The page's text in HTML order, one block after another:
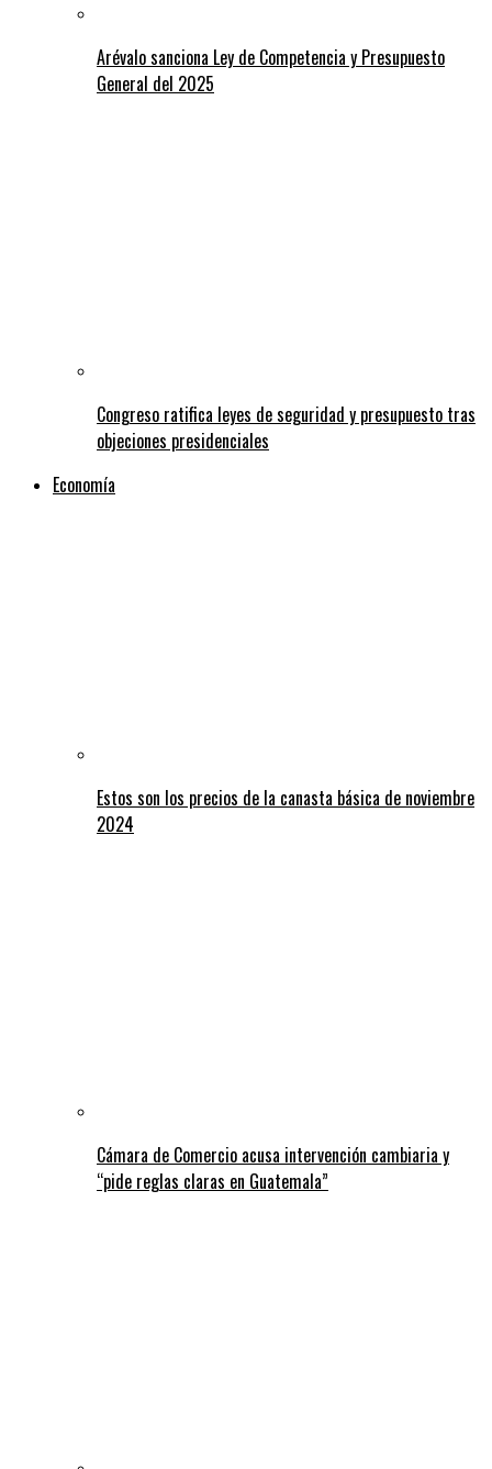
Arévalo sanciona Ley de Competencia y Presupuesto
General del 2025
Congreso ratifica leyes de seguridad y presupuesto tras
objeciones presidenciales
Economía
Estos son los precios de la canasta básica de noviembre
2024
Cámara de Comercio acusa intervención cambiaria y
“pide reglas claras en Guatemala”